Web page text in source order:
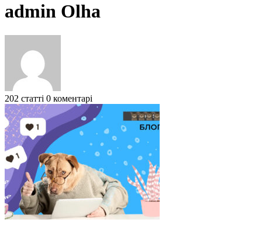
admin Olha
202 статті 0 коментарі